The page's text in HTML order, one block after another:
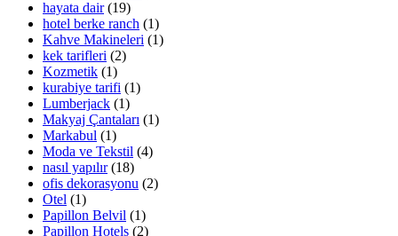
hayata dair(19)
hotel berke ranch (1)
Kahve Makineleri (1)
kek tarifleri (2)
Kozmetik (1)
kurabiye tarifi (1)
Lumberjack (1)
Makyaj Çantaları (1)
Markabul (1)
Moda ve Tekstil (4)
nasıl yapılır(18)
ofis dekorasyonu (2)
Otel (1)
Papillon Belvil (1)
Papillon Hotels (2)